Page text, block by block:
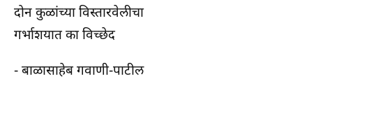
दोन कुळांच्या विस्तारवेलीचा
गर्भाशयात का विच्छेद
- बाळासाहेब गवाणी-पाटील